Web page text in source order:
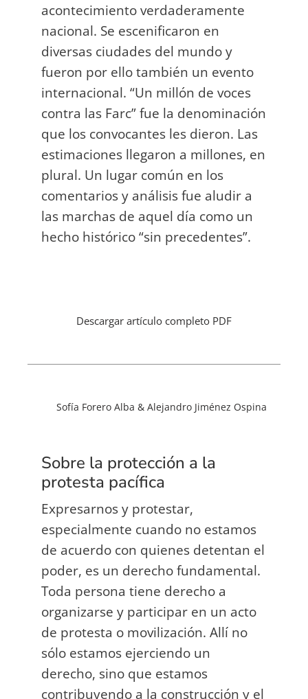
acontecimiento verdaderamente
nacional. Se escenificaron en
diversas ciudades del mundo y
fueron por ello también un evento
internacional. “Un millón de voces
contra las Farc” fue la denominación
que los convocantes les dieron. Las
estimaciones llegaron a millones, en
plural. Un lugar común en los
comentarios y análisis fue aludir a
las marchas de aquel día como un
hecho histórico “sin precedentes”.
Descargar artículo completo PDF
Sofía Forero Alba & Alejandro Jiménez Ospina
Sobre la protección a la
protesta pacífica
Expresarnos y protestar,
especialmente cuando no estamos
de acuerdo con quienes detentan el
poder, es un derecho fundamental.
Toda persona tiene derecho a
organizarse y participar en un acto
de protesta o movilización. Allí no
sólo estamos ejerciendo un
derecho, sino que estamos
contribuyendo a la construcción y el